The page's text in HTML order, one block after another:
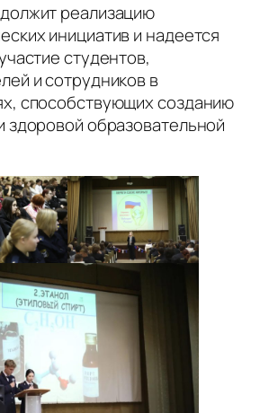
реализацию
инициатив и надеется
студентов,
и сотрудников в
способствующих созданию
здоровой образовательной